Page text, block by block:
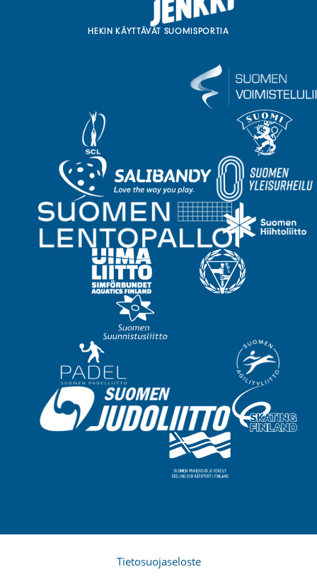
HEKIN KÄYTTÄVÄT SUOMISPORTIA
Tietosuojaseloste